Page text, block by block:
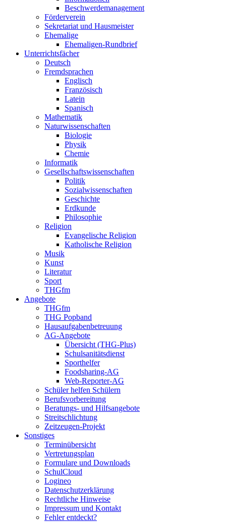
Beschwerdemanagement
Förderverein
Sekretariat und Hausmeister
Ehemalige
Ehemaligen-Rundbrief
Unterrichtsfächer
Deutsch
Fremdsprachen
Englisch
Französisch
Latein
Spanisch
Mathematik
Naturwissenschaften
Biologie
Physik
Chemie
Informatik
Gesellschaftswissenschaften
Politik
Sozialwissenschaften
Geschichte
Erdkunde
Philosophie
Religion
Evangelische Religion
Katholische Religion
Musik
Kunst
Literatur
Sport
THGfm
Angebote
THGfm
THG Popband
Hausaufgabenbetreuung
AG-Angebote
Übersicht (THG-Plus)
Schulsanitätsdienst
Sporthelfer
Foodsharing-AG
Web-Reporter-AG
Schüler helfen Schülern
Berufsvorbereitung
Beratungs- und Hilfsangebote
Streitschlichtung
Zeitzeugen-Projekt
Sonstiges
Terminübersicht
Vertretungsplan
Formulare und Downloads
SchulCloud
Logineo
Datenschutzerklärung
Rechtliche Hinweise
Impressum und Kontakt
Fehler entdeckt?